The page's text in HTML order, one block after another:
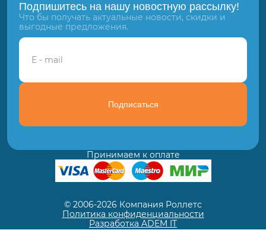
Подпишитесь на нашу новостную рассылку!
Что бы получать актуальные новости, скидки и
выгодные предложения.
Подписаться
Принимаем к оплате
© 2006-2026 Компания Роллетс
Политика конфиденциальности
Разработка ADEM IT